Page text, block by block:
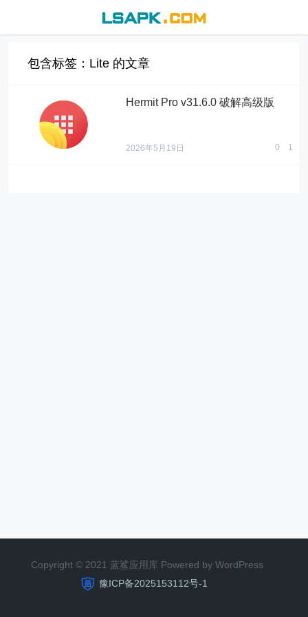
包含标签：Lite 的文章
Hermit Pro v31.6.0 破解高级版
2026年5月19日 0 1
Copyright © 2021 蓝鲨应用库 Powered by WordPress
豫ICP备2025153112号-1